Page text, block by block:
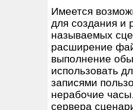
Имеется
для создания и
называемых
расширение
выполнение
использовать
записями
нерабочие
сервера